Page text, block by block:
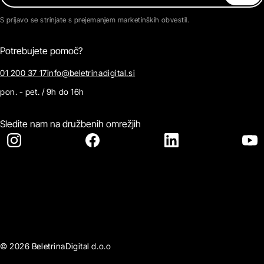
S prijavo se strinjate s prejemanjem marketinških obvestil.
Potrebujete pomoč?
01 200 37 17info@beletrinadigital.si
pon. - pet. / 9h do 16h
Sledite nam na družbenih omrežjih
© 2026 BeletrinaDigital d.o.o